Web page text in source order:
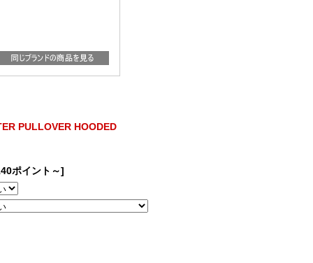
PULLOVER HOODED
ポイント～]